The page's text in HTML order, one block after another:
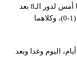
وكان تشيلسي وليستر سيتي قد حسما تأهلهما أمس لدور الـ8 بعد
فوزهما على هال سيتي (4-0) وشيفيلد يونايتد (1-0)، وكلاهما
اليوم وغدا وبعد